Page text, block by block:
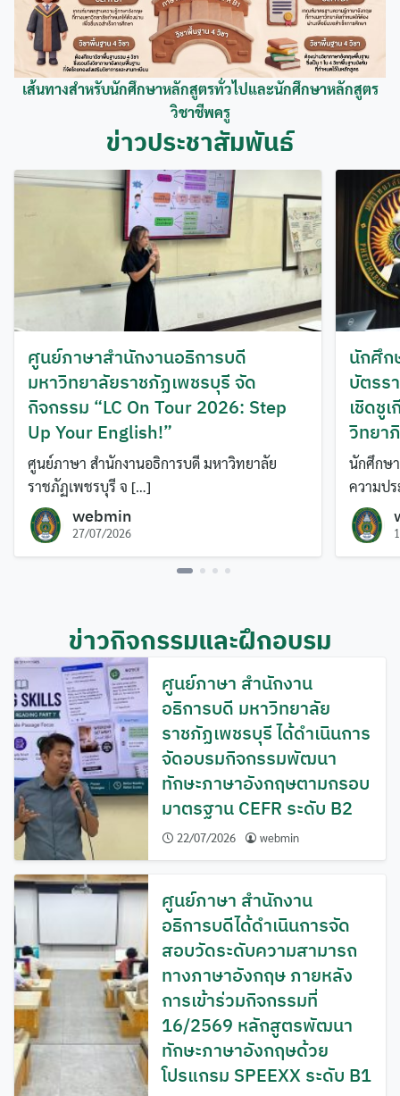
เส้นทางสำหรับนักศึกษาหลักสูตรทั่วไปและนักศึกษาหลักสูตร
วิชาชีพครู
ข่าวประชาสัมพันธ์
ศูนย์ภาษาสำนักงานอธิการบดี
มหาวิทยาลัยราชภัฏเพชรบุรี จัด
กิจกรรม “LC On Tour 2026: Step
Up Your English!”
ศูนย์ภาษา สำนักงานอธิการบดี มหาวิทยาลัย
ราชภัฏเพชรบุรี จ […]
webmin
27/07/2026
นักศึก
บัตรร
เชิดชู
วิทยา
นักศึกษา
ความป
ข่าวกิจกรรมและฝึกอบรม
ศูนย์ภาษา สำนักงาน
อธิการบดี มหาวิทยาลัย
ราชภัฏเพชรบุรี ได้ดำเนินการ
จัดอบรมกิจกรรมพัฒนา
ทักษะภาษาอังกฤษตามกรอบ
มาตรฐาน CEFR ระดับ B2
22/07/2026 webmin
ศูนย์ภาษา สำนักงาน
อธิการบดีได้ดำเนินการจัด
สอบวัดระดับความสามารถ
ทางภาษาอังกฤษ ภายหลัง
การเข้าร่วมกิจกรรมที่
16/2569 หลักสูตรพัฒนา
ทักษะภาษาอังกฤษด้วย
โปรแกรม SPEEXX ระดับ B1